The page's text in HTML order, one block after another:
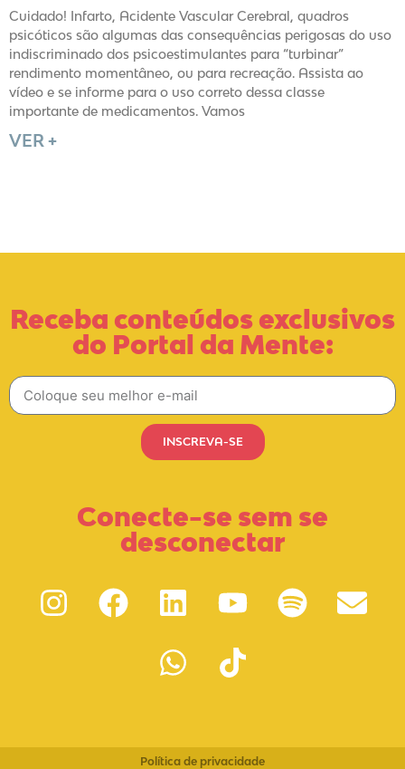
Cuidado! Infarto, Acidente Vascular Cerebral, quadros
psicóticos são algumas das consequências perigosas do uso
indiscriminado dos psicoestimulantes para “turbinar”
rendimento momentâneo, ou para recreação. Assista ao
vídeo e se informe para o uso correto dessa classe
importante de medicamentos. Vamos
VER +
Receba conteúdos exclusivos
do Portal da Mente:
INSCREVA-SE
Conecte-se sem se
desconectar
Política de privacidade